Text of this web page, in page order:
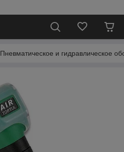
Пневматическое и гидравлическое